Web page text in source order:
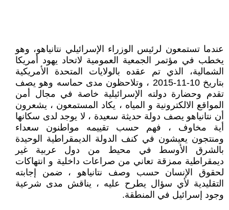
عندما تستمعون لرئيس الوزراء الإسرائيلي نتانياهو، وهو
يخطب في مؤتمر الجمعية العمومية لاتحاد يهود أمريكا
الشمالية، الذي تم عقده بالولايات المتحدة الأمريكية
بتاريخ 10-11-2015 ، وتلاحظون مدى حماسه وهو يصف
تقدم وحضارة دولته الإسرائيلية خاصة في مجال أمن
المواقع الالكترونية و المياه ، يكاد المستمعون ، يشعرون
أن نتانياهو يصف دولة حديثة سعيدة ، لا يوجد لدى سكانها
أية مخاوف ، فهم حسب تقييمه مواطنون سعداء
ومنتجون يعيشون في كنف الدولة الديمقراطية الوحيدة
بالشرق الأوسط في محيط من دول عربية غير
ديمقراطية ممزقة تعاني من صراعات داخلية و انتهاكات
لحقوق الإنسان حسب وصف نتانياهو ، ضمن إجابته
التقليدية لأي سؤال يطرح عليه ، يناقش مدى شرعية
وجود إسرائيل في المنطقة.